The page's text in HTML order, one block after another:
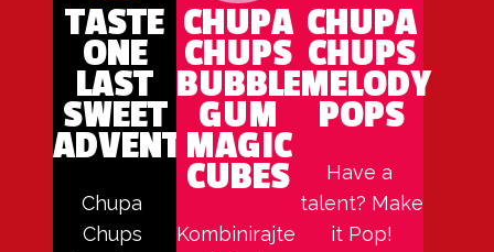
TASTE
ONE
LAST
SWEET
ADVENTURE
Chupa
Chups
CHUPA
CHUPS
BUBBLE
GUM
MAGIC
CUBES
Kombinirajte
CHUPA
CHUPS
MELODY
POPS
Have a
talent? Make
it Pop!